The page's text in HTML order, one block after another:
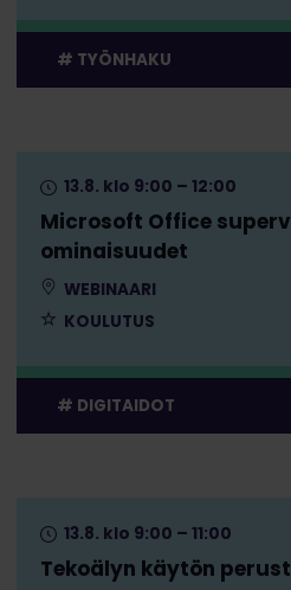
TYÖNHAKU
Microsoft Office
ominaisuudet
13.8. klo 9:00 – 12:00
WEBINAARI
KOULUTUS
DIGITAIDOT
Tekoälyn käytön
13.8. klo 9:00 – 11:00